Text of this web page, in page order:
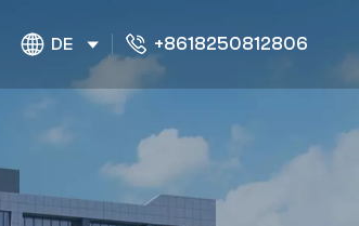
DE +8618250812806